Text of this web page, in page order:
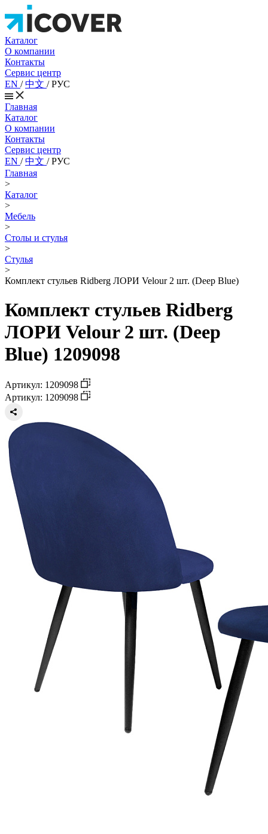
Каталог
О компании
Контакты
Сервис центр
EN /中文 /РУС
Главная
Каталог
О компании
Контакты
Сервис центр
EN /中文 /РУС
Главная
>
Каталог
>
Мебель
>
Столы и стулья
>
Стулья
>
Комплект стульев Ridberg ЛОРИ Velour 2 шт. (Deep Blue)
Комплект стульев Ridberg
ЛОРИ Velour 2 шт. (Deep
Blue) 1209098
Артикул: 1209098
Артикул: 1209098